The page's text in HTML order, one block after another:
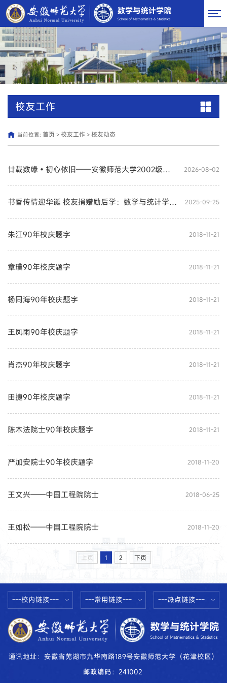
校友工作
当前位置: 首页 > 校友工作 > 校友动态
廿载数缘•初心依旧——安徽师范大学2002级数学与应用数学专业毕业20周年返校 2026-08-02
书香传情迎华诞 校友捐赠励后学：数学与统计学院举行申国胜校友图书捐赠仪式 2025-09-25
朱江90年校庆题字 2018-11-21
章璞90年校庆题字 2018-11-21
杨同海90年校庆题字 2018-11-21
王凤雨90年校庆题字 2018-11-21
肖杰90年校庆题字 2018-11-21
田捷90年校庆题字 2018-11-21
陈木法院士90年校庆题字 2018-11-21
严加安院士90年校庆题字 2018-11-20
王文兴——中国工程院院士 2018-06-25
王如松——中国工程院院士 2018-11-20
上页 1 2 下页
---校内链接--- ---常用链接--- ---热点链接---
通讯地址：安徽省芜湖市九华南路189号安徽师范大学（花津校区）
邮政编码：241002